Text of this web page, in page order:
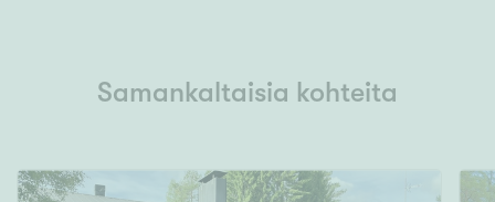
Samankaltaisia kohteita